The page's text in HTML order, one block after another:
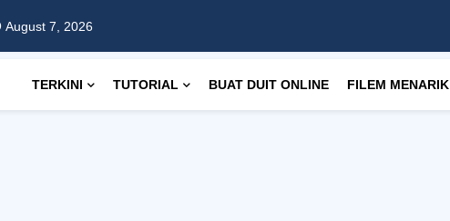
August 7, 2026
FILEM MENARIK
BUAT DUIT ONLINE
TUTORIAL
TERKINI